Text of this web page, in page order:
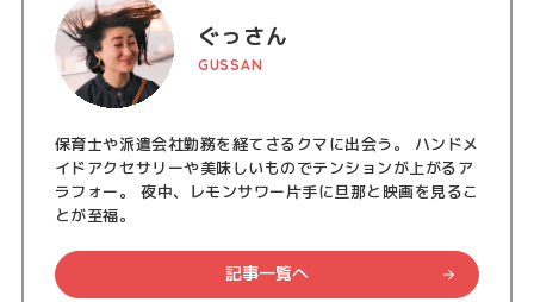
ぐっさん
GUSSAN
保育士や派遣会社勤務を経てさるクマに出会う。 ハンドメ
イドアクセサリーや美味しいものでテンションが上がるア
ラフォー。 夜中、レモンサワー片手に旦那と映画を見るこ
とが至福。
記事一覧へ